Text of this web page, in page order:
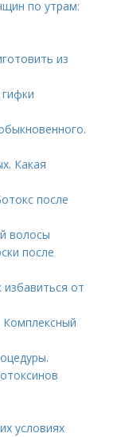
по утрам:
из
Какая
после
волосы
после
избавиться от
условиях